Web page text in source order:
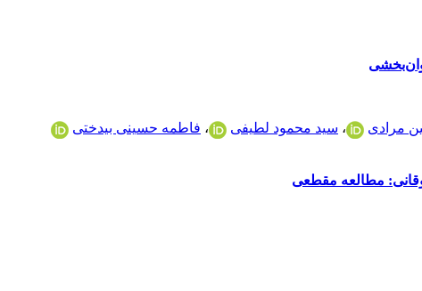
مرادی ، سید محمود لطیفی ، فاطمه حسینی بیدختی
مطالعه مقطعی